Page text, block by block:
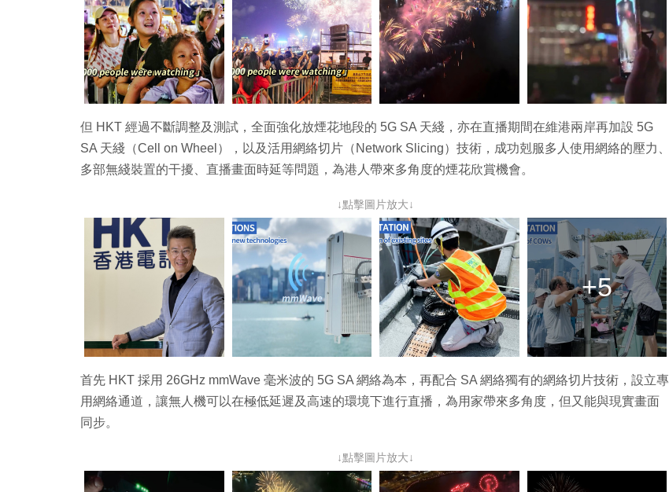
但 HKT 經過不斷調整及測試，全面強化放煙花地段的 5G SA 天綫，亦在直播期間在維港兩岸再加設 5G
SA 天綫（Cell on Wheel），以及活用網絡切片（Network Slicing）技術，成功剋服多人使用網絡的壓力、
多部無綫裝置的干擾、直播畫面時延等問題，為港人帶來多角度的煙花欣賞機會。
↓點擊圖片放大↓
+5
首先 HKT 採用 26GHz mmWave 毫米波的 5G SA 網絡為本，再配合 SA 網絡獨有的網絡切片技術，設立專
用網絡通道，讓無人機可以在極低延遲及高速的環境下進行直播，為用家帶來多角度，但又能與現實畫面
同步。
↓點擊圖片放大↓